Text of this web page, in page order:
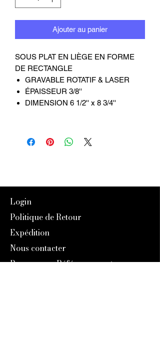
Ajouter au panier
SOUS PLAT EN LIÈGE EN FORME
DE RECTANGLE
GRAVABLE ROTATIF & LASER
ÉPAISSEUR 3/8''
DIMENSION 6 1/2'' x 8 3/4''
Login
Politique de Retour
Expédition
Nous contacter
Programme Référencement